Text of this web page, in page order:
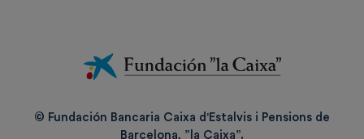
Fundación
La
© Fundación Bancaria Caixa d'Estalvis i Pensions de
Barcelona, ”la Caixa”.